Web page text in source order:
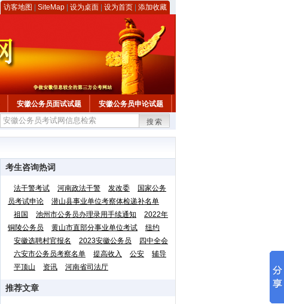
访客地图 SiteMap 设为桌面 设为首页 添加收藏
安徽公务员面试试题 安徽公务员申论试题
搜索
考生咨询热词
法干警考试 河南政法干警 发改委
国家公务
员考试申论
潜山县事业单位考察体检递补名单
祖国
池州市公务员办理录用手续通知
2022年
铜陵公务员
黄山市直部分事业单位考试
纽约
安徽选聘村官报名
2023安徽公务员
四中全会
六安市公务员考察名单
提高收入 公安
辅导
平顶山
资讯 河南省司法厅
推荐文章